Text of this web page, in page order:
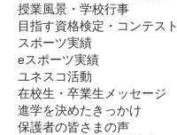
授業風景・学校行事
目指す資格検定・コンテスト
スポーツ実績
eスポーツ実績
ユネスコ活動
在校生・卒業生メッセージ
進学を決めたきっかけ
保護者の皆さまの声